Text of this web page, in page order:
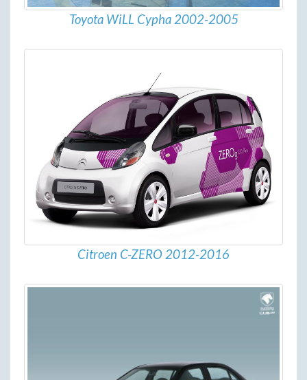
Toyota WiLL Cypha 2002-2005
Citroen C-ZERO 2012-2016